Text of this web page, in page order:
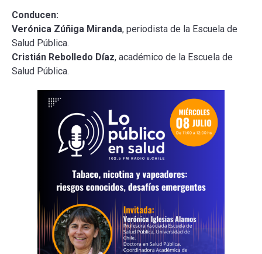
Conducen:
Verónica Zúñiga Miranda, periodista de la Escuela de
Salud Pública.
Cristián Rebolledo Díaz, académico de la Escuela de
Salud Pública.